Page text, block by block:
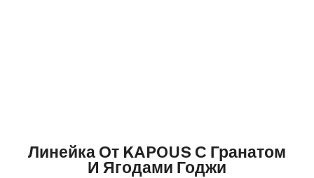
Линейка От KAPOUS С Гранатом
И Ягодами Годжи